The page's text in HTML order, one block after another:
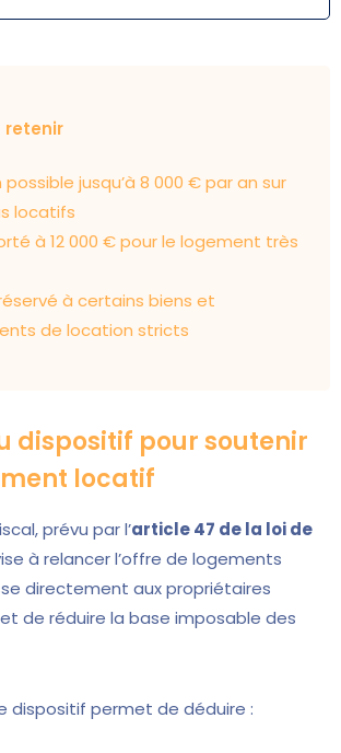
retenir
jusqu’à 8 000 € par an sur
locatifs
à 12 000 € pour le logement très
à certains biens et
de location stricts
dispositif pour soutenir
locatif
prévu par l’article 47 de la loi de
à relancer l’offre de logements
directement aux propriétaires
de réduire la base imposable des
dispositif permet de déduire :